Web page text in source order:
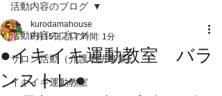
活動内容のブログ
サロン活動（介護予防事業）
イキイキ運動教室
活動内容のブログ
●イキイキ運動教室 バラ
ンストレ●
kurodamahouse
6月15日 読了時間: 1分